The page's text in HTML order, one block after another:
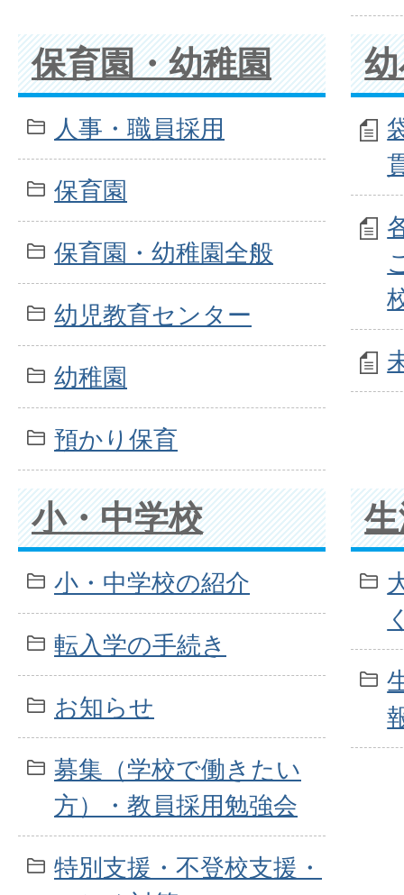
保育園・幼稚園
人事・職員採用
保育園
保育園・幼稚園全般
幼児教育センター
幼稚園
預かり保育
小・中学校
小・中学校の紹介
転入学の手続き
お知らせ
募集（学校で働きたい
方）・教員採用勉強会
特別支援・不登校支援・